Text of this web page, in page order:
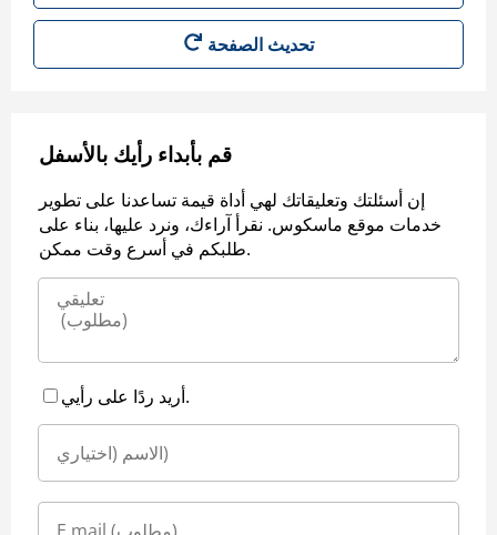
تحديث الصفحة
قم بأبداء رأيك بالأسفل
إن أسئلتك وتعليقاتك لهي أداة قيمة تساعدنا على تطوير
خدمات موقع ماسكوس. نقرأ آراءك، ونرد عليها، بناء على
طلبكم في أسرع وقت ممكن.
أريد ردًا على رأيي.